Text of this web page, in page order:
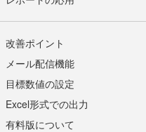
改善ポイント
メール配信機能
目標数値の設定
Excel形式での出力
有料版について